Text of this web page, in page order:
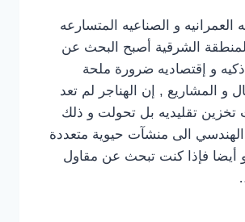
و الصناعيه المتسارعه
الشرقية أصبح البحث عن
و إقتصاديه ضرورة ملحة
و المشاريع , إن الهناجر لم تعد
تقليديه بل تحولت و ذلك
الى منشآت حيوية متعددة
و أيضا فإذا كنت تبحث عن مقاول